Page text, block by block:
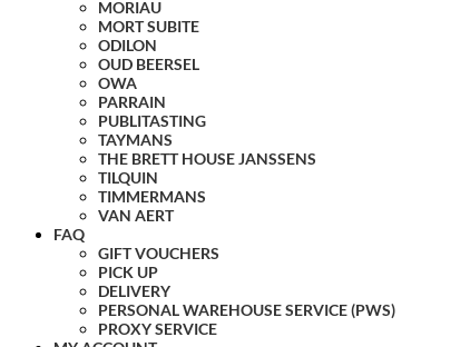
MORIAU
MORT SUBITE
ODILON
OUD BEERSEL
OWA
PARRAIN
PUBLITASTING
TAYMANS
THE BRETT HOUSE JANSSENS
TILQUIN
TIMMERMANS
VAN AERT
FAQ
GIFT VOUCHERS
PICK UP
DELIVERY
PERSONAL WAREHOUSE SERVICE (PWS)
PROXY SERVICE